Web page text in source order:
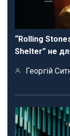
“Rolling
Shelter” не
Георгій